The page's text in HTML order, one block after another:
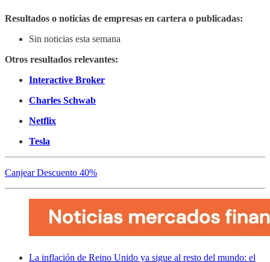
Resultados o noticias de empresas en cartera o publicadas:
Sin noticias esta semana
Otros resultados relevantes:
Interactive Broker
Charles Schwab
Netflix
Tesla
Canjear Descuento 40%
La inflación de Reino Unido ya sigue al resto del mundo: el